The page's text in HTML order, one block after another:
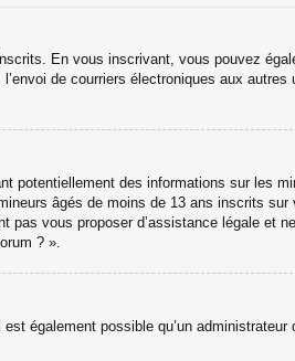
En vous inscrivant, vous pouvez
de courriers électroniques aux autres
potentiellement des informations sur les
âgés de moins de 13 ans inscrits
pas vous proposer d’assistance légale et
? ».
également possible qu’un